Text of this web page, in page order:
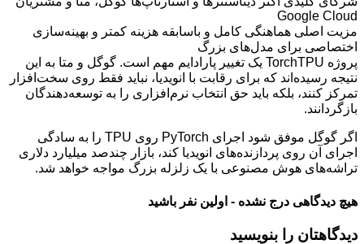
Google Cloud
مزیت اصلی هماهنگی کامل و باسابقه هزینه کمتر و بهینه‌سازی
اختصاصی برای مدل‌های بزرگ
پروژه TorchTPU یک تغییر پارادایم مهم است. گوگل و متا به این
نتیجه رسیده‌اند که برای رقابت با انویدیا، نباید فقط روی سخت‌افزار
تمرکز کنند، بلکه باید حق انتخاب نرم‌افزاری را به توسعه‌دهندگان
بازگردانند.
اگر گوگل موفق شود اجرای PyTorch روی TPU را به سادگی
اجرای آن روی پردازنده‌های انویدیا کند، بازار چندصد میلیارد دلاری
تراشه‌های هوش مصنوعی با یک زلزله بزرگ مواجه خواهد شد.
هیچ دیدگاهی درج نشده - اولین نفر باشید
دیدگاهتان را بنویسید